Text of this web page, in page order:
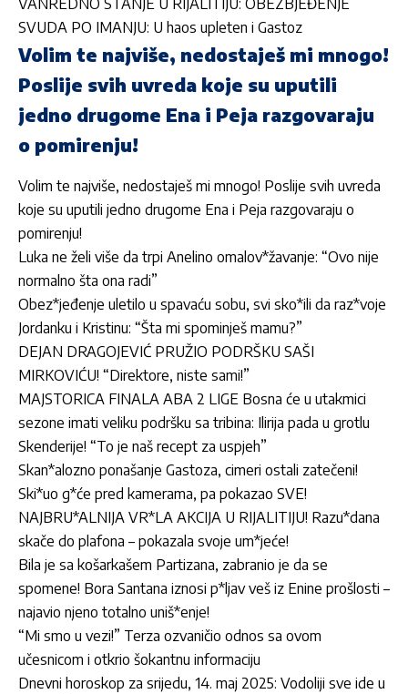
VANREDNO STANJE U RIJALITIJU: OBEZBJEĐENJE
SVUDA PO IMANJU: U haos upleten i Gastoz
Volim te najviše, nedostaješ mi mnogo!
Poslije svih uvreda koje su uputili
jedno drugome Ena i Peja razgovaraju
o pomirenju!
Volim te najviše, nedostaješ mi mnogo! Poslije svih uvreda
koje su uputili jedno drugome Ena i Peja razgovaraju o
pomirenju!
Luka ne želi više da trpi Anelino omalov*žavanje: “Ovo nije
normalno šta ona radi”
Obez*jeđenje uletilo u spavaću sobu, svi sko*ili da raz*voje
Jordanku i Kristinu: “Šta mi spominješ mamu?”
DEJAN DRAGOJEVIĆ PRUŽIO PODRŠKU SAŠI
MIRKOVIĆU! “Direktore, niste sami!”
MAJSTORICA FINALA ABA 2 LIGE Bosna će u utakmici
sezone imati veliku podršku sa tribina: Ilirija pada u grotlu
Skenderije! “To je naš recept za uspjeh”
Skan*alozno ponašanje Gastoza, cimeri ostali zatečeni!
Ski*uo g*će pred kamerama, pa pokazao SVE!
NAJBRU*ALNIJA VR*LA AKCIJA U RIJALITIJU! Razu*dana
skače do plafona – pokazala svoje um*jeće!
Bila je sa košarkašem Partizana, zabranio je da se
spomene! Bora Santana iznosi p*ljav veš iz Enine prošlosti –
najavio njeno totalno uniš*enje!
“Mi smo u vezi!” Terza ozvaničio odnos sa ovom
učesnicom i otkrio šokantnu informaciju
Dnevni horoskop za srijedu, 14. maj 2025: Vodoliji sve ide u